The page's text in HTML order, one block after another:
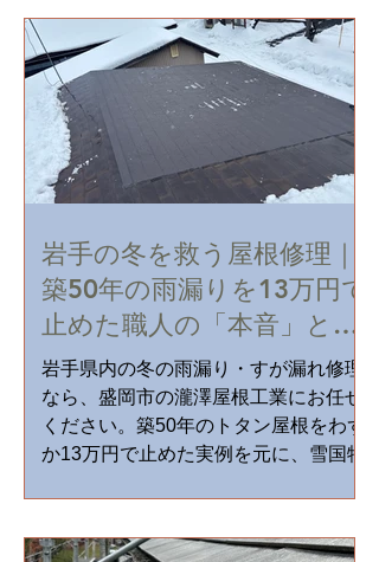
岩手の冬を救う屋根修理｜
築50年の雨漏りを13万円で
止めた職人の「本音」と全
トラブル対策
岩手県内の冬の雨漏り・すが漏れ修理
なら、盛岡市の瀧澤屋根工業にお任せ
ください。築50年のトタン屋根をわず
か13万円で止めた実例を元に、雪国特
し続ける「冬の雨漏り」を、職人直営